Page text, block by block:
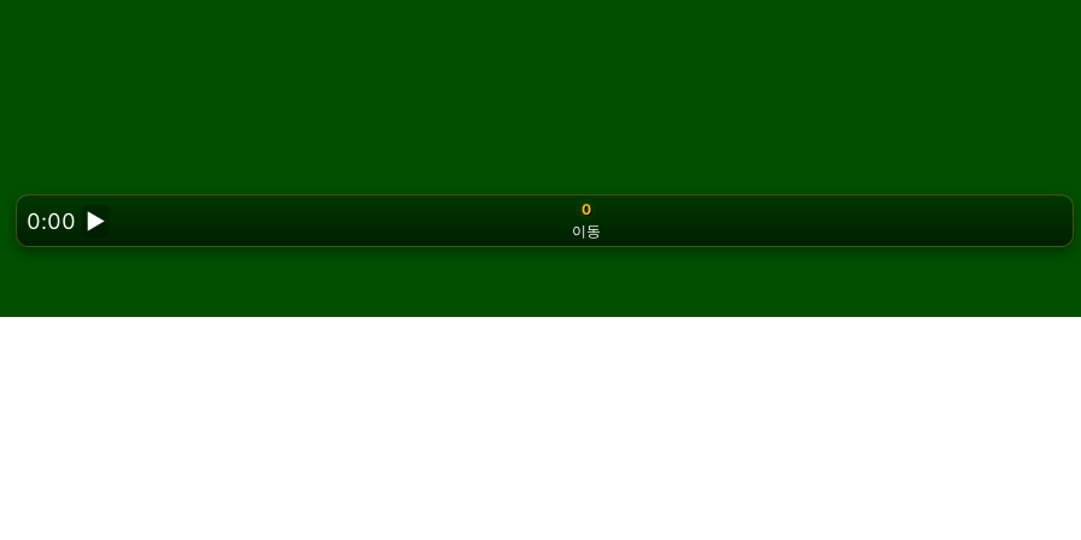
0:00 ▶
0
이동